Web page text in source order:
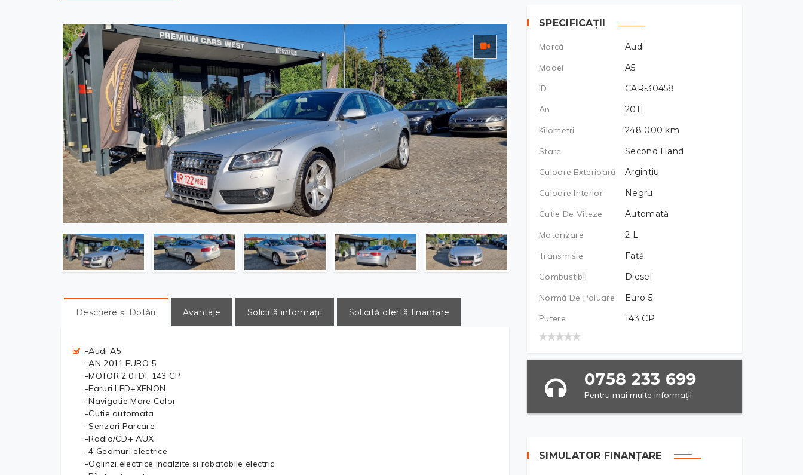
Descriere și Dotări Avantaje Solicită informații Solicită ofertă finanțare
-Audi A5
-AN 2011,EURO 5
-MOTOR 2.0TDI, 143 CP
-Faruri LED+XENON
-Navigatie Mare Color
-Cutie automata
-Senzori Parcare
-Radio/CD+ AUX
-4 Geamuri electrice
-Oglinzi electrice incalzite si rabatabile electric
SPECIFICAȚII
Marcă
Audi
Model
A5
ID
CAR-30458
An
2011
Kilometri
248 000 km
Stare
Second Hand
Culoare Exterioară
Argintiu
Culoare Interior
Negru
Cutie De Viteze
Automată
Motorizare
2 L
Transmisie
Față
Combustibil
Diesel
Normă De Poluare
Euro 5
Putere
143 CP
0758 233 699
Pentru mai multe informații
SIMULATOR FINANȚARE